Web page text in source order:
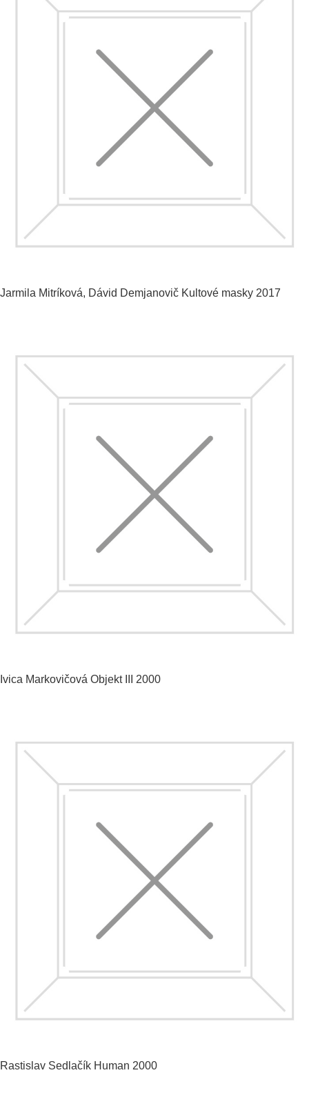
Jarmila Mitríková, Dávid Demjanovič Kultové masky 2017
Ivica Markovičová Objekt III 2000
Rastislav Sedlačík Human 2000